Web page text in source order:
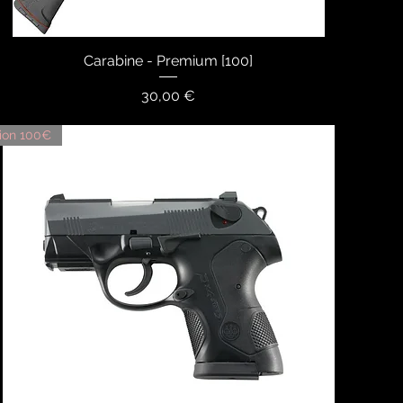
Aperçu rapide
Carabine - Premium [100]
Prix
30,00 €
100€